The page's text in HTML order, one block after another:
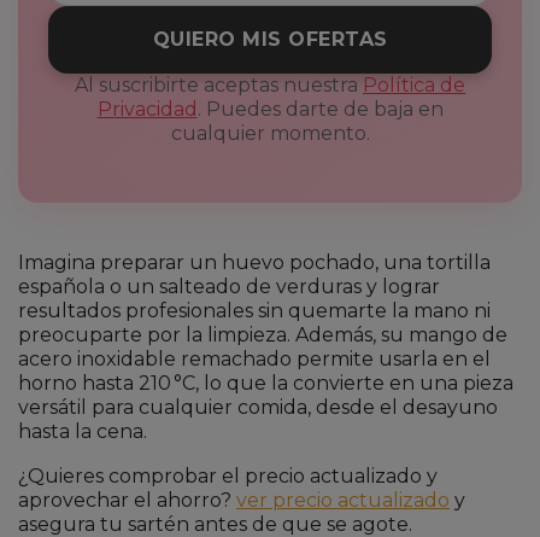
QUIERO MIS OFERTAS
Al suscribirte aceptas nuestra Política de
Privacidad . Puedes darte de baja en
cualquier momento.
Imagina preparar un huevo pochado, una tortilla
española o un salteado de verduras y lograr
resultados profesionales sin quemarte la mano ni
preocuparte por la limpieza. Además, su mango de
acero inoxidable remachado permite usarla en el
horno hasta 210 °C, lo que la convierte en una pieza
versátil para cualquier comida, desde el desayuno
hasta la cena.
¿Quieres comprobar el precio actualizado y
aprovechar el ahorro? ver precio actualizado y
asegura tu sartén antes de que se agote.